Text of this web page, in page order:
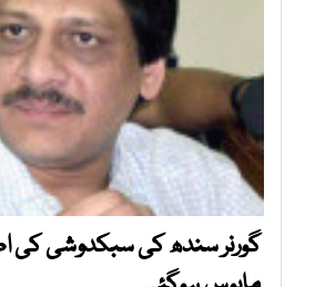
گورنر سندھ کی سبکدوشی کی